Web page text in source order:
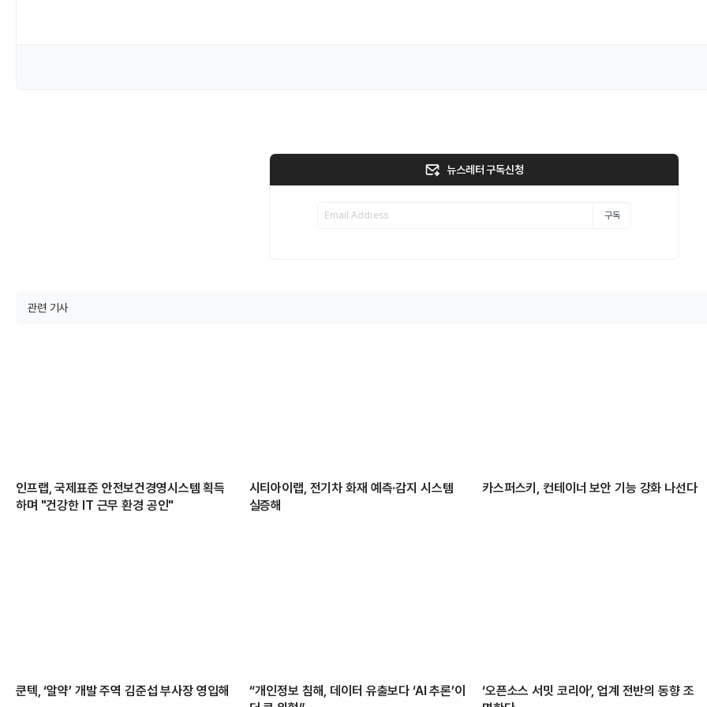
뉴스레터 구독신청
구독
관련 기사
인프랩, 국제표준 안전보건경영시스템 획득
하며 "건강한 IT 근무 환경 공인"
시티아이랩, 전기차 화재 예측·감지 시스템
실증해
카스퍼스키, 컨테이너 보안 기능 강화 나선다
쿤텍, ‘알약’ 개발 주역 김준섭 부사장 영입해
“개인정보 침해, 데이터 유출보다 ‘AI 추론’이
‘오픈소스 서밋 코리아’, 업계 전반의 동향 조